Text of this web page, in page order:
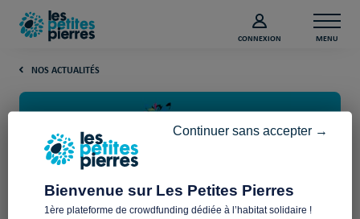
CONNEXION MENU
NOS ACTUALITÉS
Bienvenue sur Les Petites Pierres
1ère plateforme de crowdfunding dédiée à l’habitat solidaire !
Continuer sans accepter →